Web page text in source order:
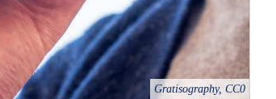
Gratisography, CC0